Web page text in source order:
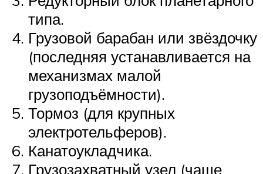
типа.
Грузовой барабан или звёздочку
(последняя устанавливается на
механизмах малой
грузоподъёмности).
Тормоз (для крупных
электротельферов).
Канатоукладчика.
Грузозахватный узел (чаще